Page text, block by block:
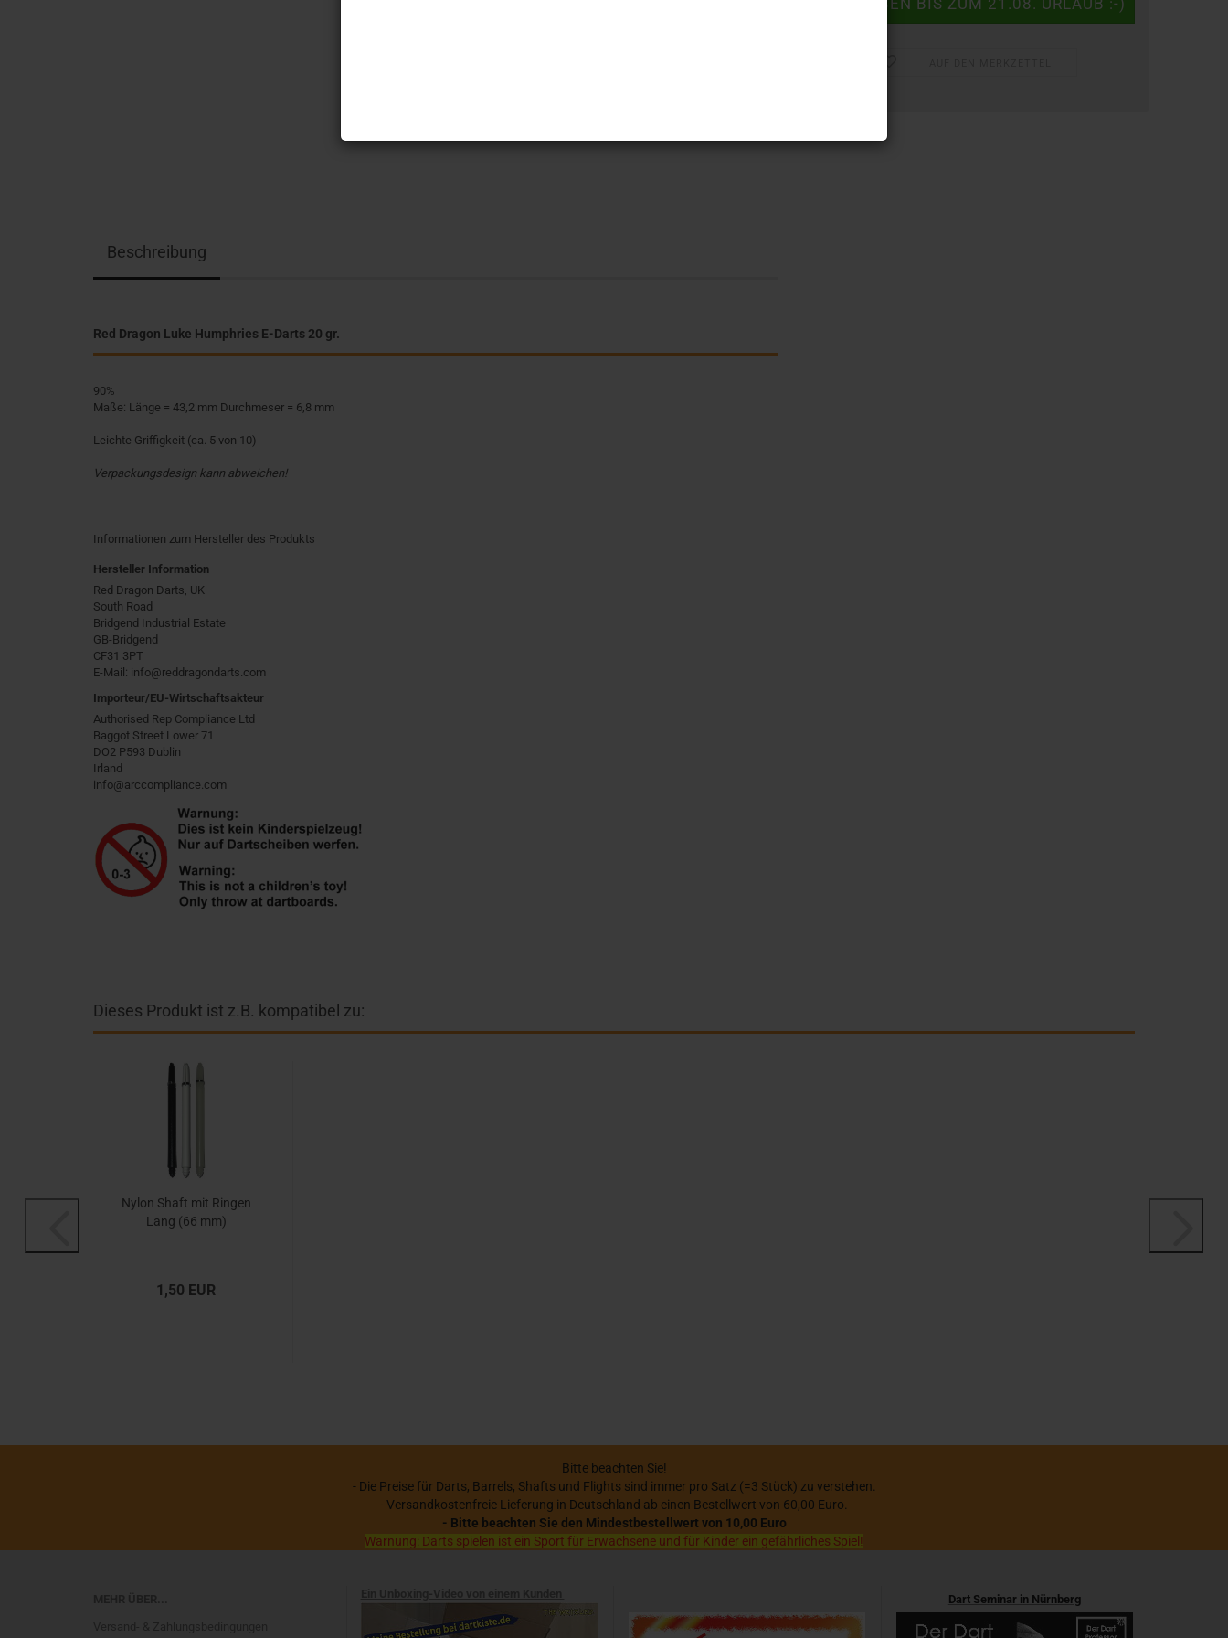
Beschreibung
Red Dragon Luke Humphries E-Darts 20 gr.
90%
Maße: Länge = 43,2 mm Durchmeser = 6,8 mm
​Leichte Griffigkeit (ca. 5 von 10)
Verpackungsdesign kann abweichen!
Informationen zum Hersteller des Produkts
Hersteller Information
Red Dragon Darts, UK
South Road
Bridgend Industrial Estate
GB-Bridgend
CF31 3PT
E-Mail: info@reddragondarts.com
Importeur/EU-Wirtschaftsakteur
Authorised Rep Compliance Ltd
Baggot Street Lower 71
DO2 P593 Dublin
Irland
info@arccompliance.com
Dieses Produkt ist z.B. kompatibel zu:
Nylon Shaft mit Ringen
Lang (66 mm)
1,50 EUR
Bitte beachten Sie!
- Die Preise für Darts, Barrels, Shafts und Flights sind immer pro Satz (=3 Stück) zu verstehen.
- Versandkostenfreie Lieferung in Deutschland ab einen Bestellwert von 60,00 Euro.
- Bitte beachten Sie den Mindestbestellwert von 10,00 Euro
Warnung: Darts spielen ist ein Sport für Erwachsene und für Kinder ein gefährliches Spiel!
Dart Seminar in Nürnberg